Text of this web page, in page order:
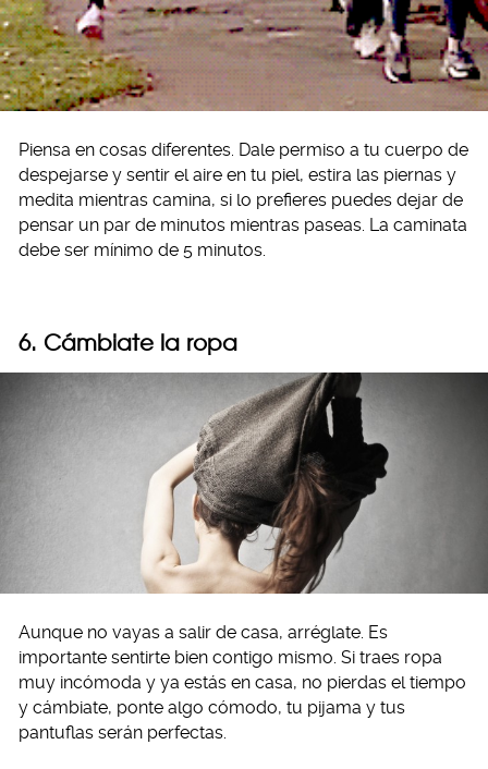
Piensa en cosas diferentes. Dale permiso a tu cuerpo de
despejarse y sentir el aire en tu piel, estira las piernas y
medita mientras camina, si lo prefieres puedes dejar de
pensar un par de minutos mientras paseas. La caminata
debe ser mínimo de 5 minutos.
6. Cámbiate la ropa
Aunque no vayas a salir de casa, arréglate. Es
importante sentirte bien contigo mismo. Si traes ropa
muy incómoda y ya estás en casa, no pierdas el tiempo
y cámbiate, ponte algo cómodo, tu pijama y tus
pantuflas serán perfectas.